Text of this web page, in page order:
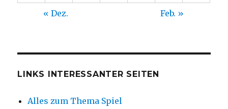
« Dez. Feb. »
LINKS INTERESSANTER SEITEN
Alles zum Thema Spiel